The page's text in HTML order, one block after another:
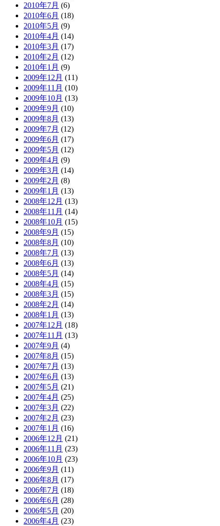
2010年7月 (6)
2010年6月 (18)
2010年5月 (9)
2010年4月 (14)
2010年3月 (17)
2010年2月 (12)
2010年1月 (9)
2009年12月 (11)
2009年11月 (10)
2009年10月 (13)
2009年9月 (10)
2009年8月 (13)
2009年7月 (12)
2009年6月 (17)
2009年5月 (12)
2009年4月 (9)
2009年3月 (14)
2009年2月 (8)
2009年1月 (13)
2008年12月 (13)
2008年11月 (14)
2008年10月 (15)
2008年9月 (15)
2008年8月 (10)
2008年7月 (13)
2008年6月 (13)
2008年5月 (14)
2008年4月 (15)
2008年3月 (15)
2008年2月 (14)
2008年1月 (13)
2007年12月 (18)
2007年11月 (13)
2007年9月 (4)
2007年8月 (15)
2007年7月 (13)
2007年6月 (13)
2007年5月 (21)
2007年4月 (25)
2007年3月 (22)
2007年2月 (23)
2007年1月 (16)
2006年12月 (21)
2006年11月 (23)
2006年10月 (23)
2006年9月 (11)
2006年8月 (17)
2006年7月 (18)
2006年6月 (28)
2006年5月 (20)
2006年4月 (23)